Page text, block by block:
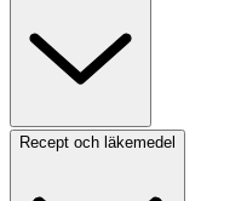
Recept och läkemedel